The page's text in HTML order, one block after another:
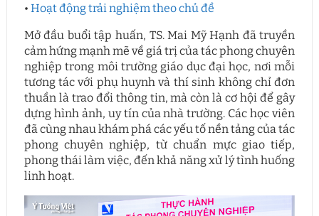
• Hoạt động trải nghiệm theo chủ đề
Mở đầu buổi tập huấn, TS. Mai Mỹ Hạnh đã truyền
cảm hứng mạnh mẽ về giá trị của tác phong chuyên
nghiệp trong môi trường giáo dục đại học, nơi mỗi
tương tác với phụ huynh và thí sinh không chỉ đơn
thuần là trao đổi thông tin, mà còn là cơ hội để gây
dựng hình ảnh, uy tín của nhà trường. Các học viên
đã cùng nhau khám phá các yếu tố nền tảng của tác
phong chuyên nghiệp, từ chuẩn mực giao tiếp,
phong thái làm việc, đến khả năng xử lý tình huống
linh hoạt.